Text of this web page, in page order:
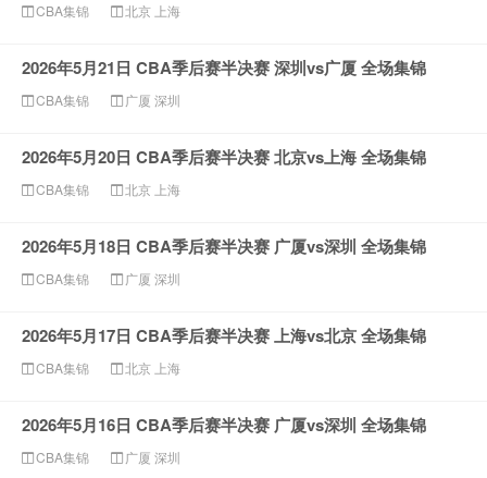
CBA集锦 北京 上海
2026年5月21日 CBA季后赛半决赛 深圳vs广厦 全场集锦
CBA集锦 广厦 深圳
2026年5月20日 CBA季后赛半决赛 北京vs上海 全场集锦
CBA集锦 北京 上海
2026年5月18日 CBA季后赛半决赛 广厦vs深圳 全场集锦
CBA集锦 广厦 深圳
2026年5月17日 CBA季后赛半决赛 上海vs北京 全场集锦
CBA集锦 北京 上海
2026年5月16日 CBA季后赛半决赛 广厦vs深圳 全场集锦
CBA集锦 广厦 深圳